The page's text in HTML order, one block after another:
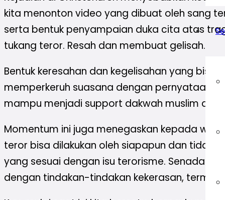
kita menonton video yang dibuat oleh sang
serta bentuk penyampaian duka cita atas
tukang teror. Resah dan membuat gelisah.
Bentuk keresahan dan kegelisahan yang bisa
memperkeruh suasana dengan pernyataan-
mampu menjadi support dakwah muslim dan
Momentum ini juga menegaskan kepada
teror bisa dilakukan oleh siapapun dan tidak
yang sesuai dengan isu terorisme. Senada
dengan tindakan-tindakan kekerasan,